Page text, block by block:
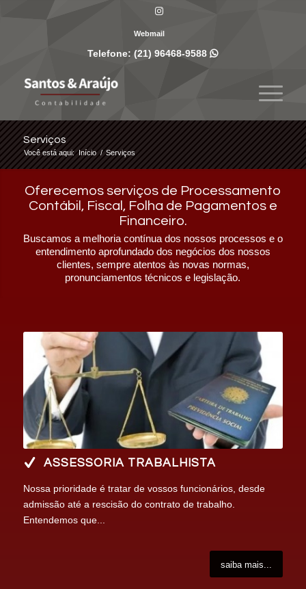
Webmail
Telefone:(21) 96468-9588
Serviços
Você está aqui: Início / Serviços
Oferecemos serviços de Processamento
Contábil, Fiscal, Folha de Pagamentos e
Financeiro.
Buscamos a melhoria contínua dos nossos processos e o
entendimento aprofundado dos negócios dos nossos
clientes, sempre atentos às novas normas,
pronunciamentos técnicos e legislação.
ASSESSORIA TRABALHISTA
Nossa prioridade é tratar de vossos funcionários, desde
admissão até a rescisão do contrato de trabalho.
Entendemos que...
saiba mais...